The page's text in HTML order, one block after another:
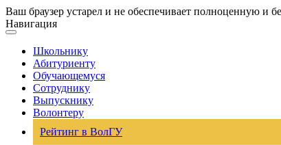
Ваш браузер устарел и не обеспечивает полноценную и
Навигация
Школьнику
Абитуриенту
Обучающемуся
Сотруднику
Выпускнику
Волонтеру
Рейтинг в ВолГУ